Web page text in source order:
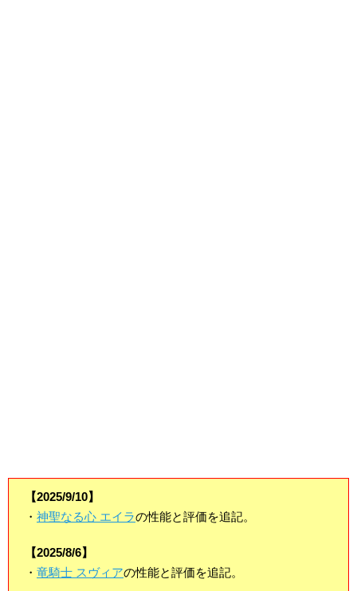
【2025/9/10】
・ 神聖なる心 エイラの性能と評価を追記。
【2025/8/6】
・ 竜騎士 スヴィアの性能と評価を追記。